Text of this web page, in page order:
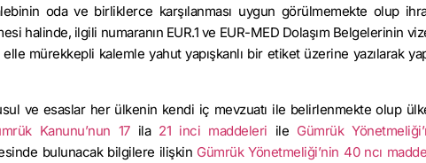
oda ve birliklerce karşılanması uygun görülmemekte olup
halinde, ilgili numaranın EUR.1 ve EUR-MED Dolaşım Belgelerinin
mürekkepli kalemle yahut yapışkanlı bir etiket üzerine yazılarak
ve esaslar her ülkenin kendi iç mevzuatı ile belirlenmekte olup
Kanunu’nun 17ila 21 inci maddeleri ile Gümrük
bulunacak bilgilere ilişkin Gümrük Yönetmeliği’nin 40 ncı